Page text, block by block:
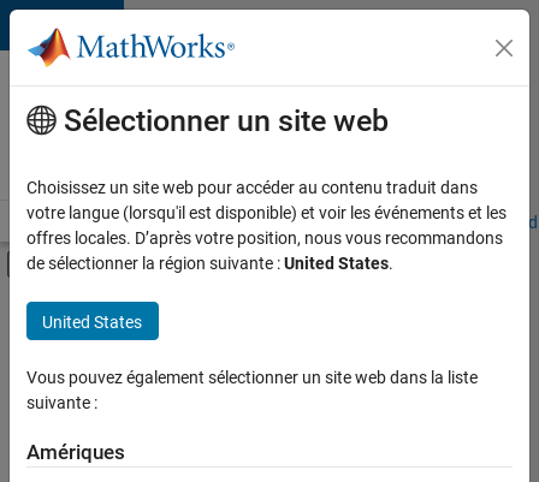
Passer au contenu
Votre
carrière
chez
Accueil Explorer nos opportunités Adresses de nos bureaux
Activer/désactiver l'affichage du menu
Contenu principal
FILTRER PAR
Programme destiné aux nouvelles carrières (EDG)
Applications et outils commerciaux
Gestion des programmes
Sélectionner un site web
Choisissez un site web pour accéder au contenu traduit dans
votre langue (lorsqu'il est disponible) et voir les événements et les
offres locales. D’après votre position, nous vous recommandons
de sélectionner la région suivante :United States.
United States
Vous pouvez également sélectionner un site web dans la liste
suivante :
Amériques